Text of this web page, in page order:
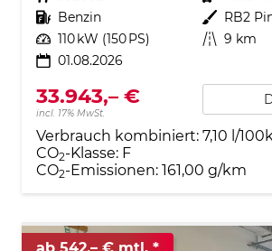
Kraftstoff Benzin Außenfarbe RB2
Leistung 110 kW (150 PS) Kilometerstand 9 km
01.08.2026
33.943,– €
incl. 17% MwSt.
Verbrauch kombiniert: 7,10 l/
CO2-Klasse: F
CO2-Emissionen: 161,00 g/km